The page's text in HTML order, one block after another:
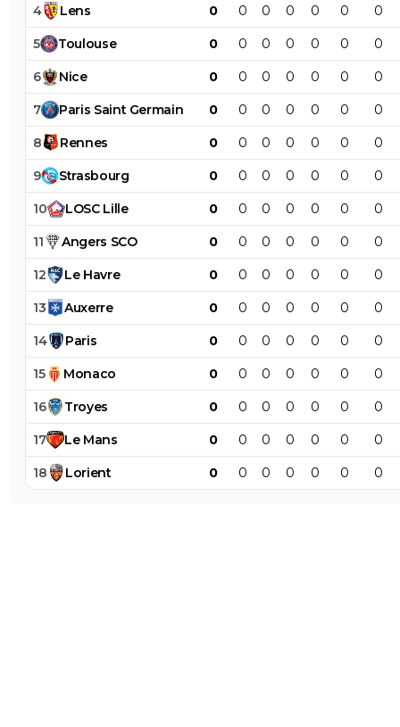
4 Lens 0 0 0 0 0 0 0
5 Toulouse 0 0 0 0 0 0 0
6 Nice 0 0 0 0 0 0 0
7 Paris Saint Germain 0 0 0 0 0 0 0
8 Rennes 0 0 0 0 0 0 0
9 Strasbourg 0 0 0 0 0 0 0
10 LOSC Lille 0 0 0 0 0 0 0
11 Angers SCO 0 0 0 0 0 0 0
12 Le Havre 0 0 0 0 0 0 0
13 Auxerre 0 0 0 0 0 0 0
14 Paris 0 0 0 0 0 0 0
15 Monaco 0 0 0 0 0 0 0
16 Troyes 0 0 0 0 0 0 0
17 Le Mans 0 0 0 0 0 0 0
18 Lorient 0 0 0 0 0 0 0